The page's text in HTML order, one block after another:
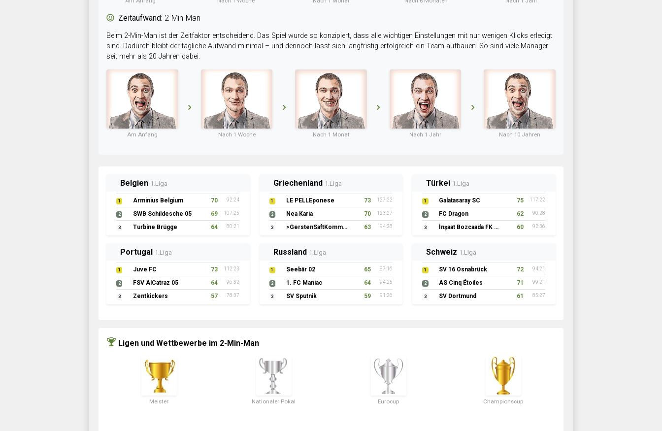
Zeitaufwand: 2-Min-Man
Beim 2-Min-Man ist der Zeitfaktor entscheidend. Das Spiel wurde so konzipiert, dass alle wichtigen Einstellungen mit nur wenigen Klicks erledigt
sind. Dadurch bleibt der tägliche Aufwand minimal – und dennoch lässt sich langfristig erfolgreich ein Team aufbauen. So sind viele Manager
seit mehr als 20 Jahren dabei.
Am Anfang Nach 1 Woche Nach 1 Monat Nach 1 Jahr Nach 10 Jahren
Belgien 1.Liga
1 Arminius Belgium 70 92:24
2 SWB Schildesche 05 69 107:25
3 Turbine Brügge 64 80:21
Griechenland 1.Liga
1 LE PELLEponese 73 127:22
2 Nea Karia 70 123:27
3 >GerstenSaftKommando 63 94:28
Türkei 1.Liga
1 Galatasaray SC 75 117:22
2 FC Dragon 62 90:28
3 İnşaat Bozcaada FK 1957 60 92:36
Portugal 1.Liga
1 Juve FC 73 112:23
2 FSV AlCatraz 05 64 96:32
3 Zentkickers 57 78:37
Russland 1.Liga
1 Seebär 02 65 87:16
2 1. FC Maniac 64 94:25
3 SV Sputnik 59 91:26
Schweiz 1.Liga
1 SV 16 Osnabrück 72 94:21
2 AS Cinq Étoiles 71 99:21
3 SV Dortmund 61 85:27
Ligen und Wettbewerbe im 2-Min-Man
Meister Nationaler Pokal Eurocup Championscup